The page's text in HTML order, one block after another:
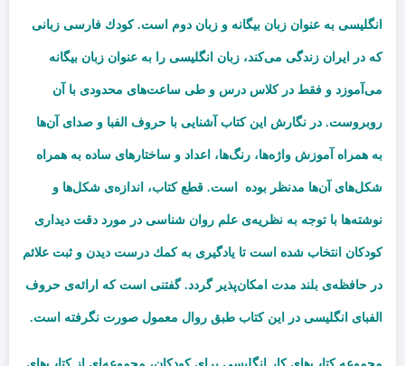
انگلیسی به عنوان زبان بیگانه و زبان دوم است.كودك فارسی زبانی
كه در ایران زندگی میكند، زبان انگلیسی را به عنوان زبان بیگانه
می آموزد و فقط در كلاس درس و طی ساعتهای محدودی با آن
روبروست. در نگارش این كتاب آشنایی با حروف الفبا و صدای آنها
به همراه آموزش واژهها، رنگها، اعداد و ساختارهای ساده به همراه
شكلهای آنها مدنظر بوده است. قطع كتاب، اندازهی شكلها و
نوشتهها با توجه به نظریهی علم روان شناسی در مورد دقت دیداری
كودكان انتخاب شده است تا یادگیری به كمك درست دیدن و ثبت علائم
در حافظهی بلند مدت امكانپذیر گردد.گفتنی است كه ارائهی حروف
الفبای انگلیسی در این كتاب طبق روال معمول صورت نگرفته است.